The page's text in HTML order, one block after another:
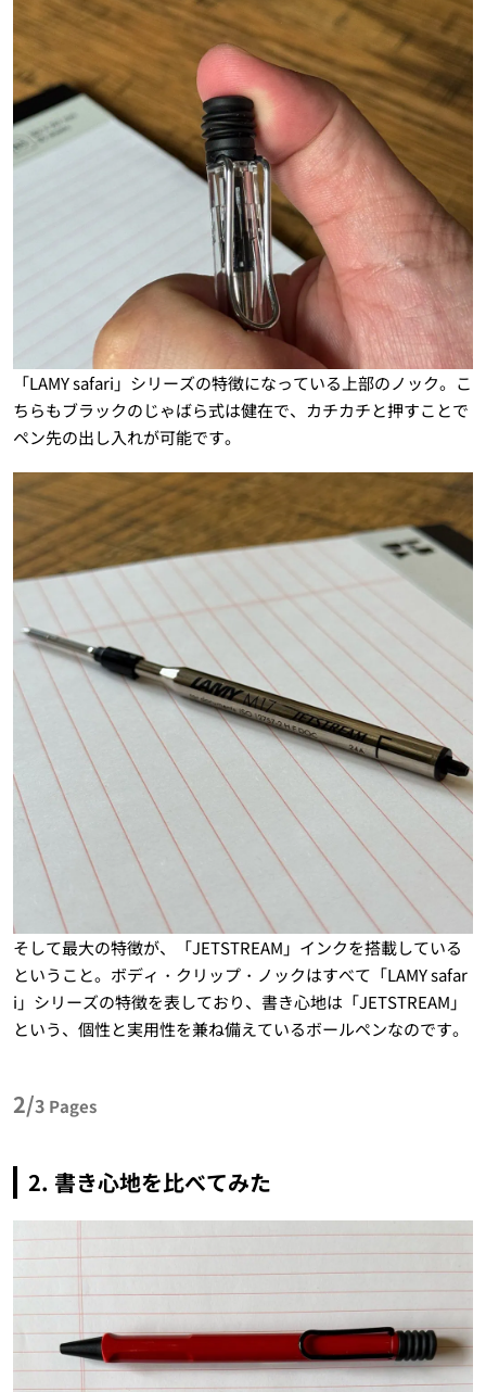
「LAMY safari」シリーズの特徴になっている上部のノック。こ
ちらもブラックのじゃばら式は健在で、カチカチと押すことで
ペン先の出し入れが可能です。
そして最大の特徴が、「JETSTREAM」インクを搭載している
ということ。ボディ・クリップ・ノックはすべて「LAMY safar
i」シリーズの特徴を表しており、書き心地は「JETSTREAM」
という、個性と実用性を兼ね備えているボールペンなのです。
2/3 Pages
2. 書き心地を比べてみた